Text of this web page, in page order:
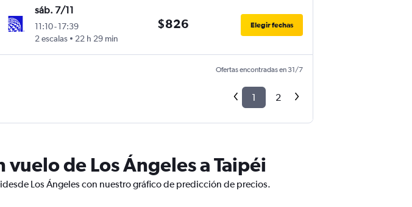
sáb. 7/11
11:10-17:39
2 escalas
22 h 29 min
$826 Elegir fechas
Ofertas encontradas en 31/7
1 2
de Los Ángeles a Taipéi
Los Ángeles con nuestro gráfico de predicción de precios.